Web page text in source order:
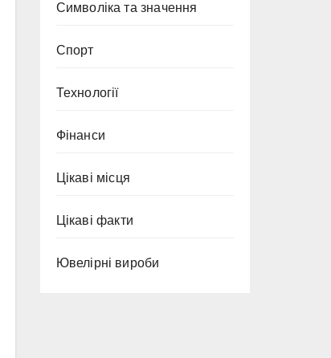
Символіка та значення
Спорт
Технології
Фінанси
Цікаві місця
Цікаві факти
Ювелірні вироби